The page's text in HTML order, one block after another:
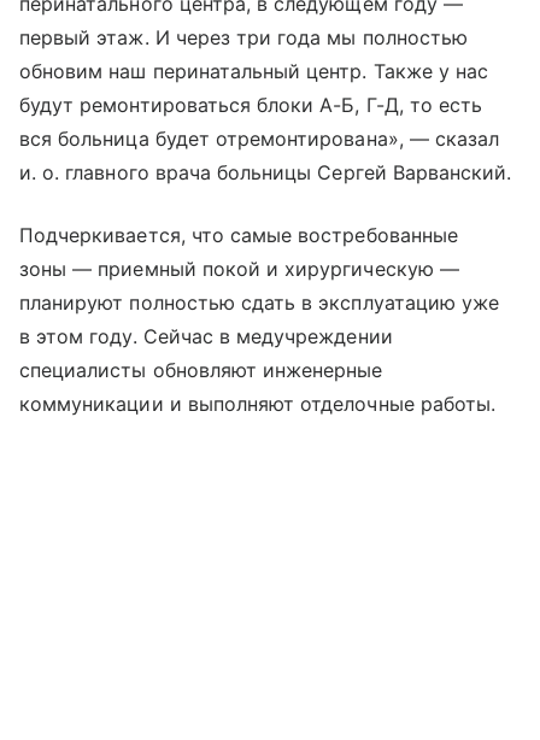
первый этаж. И через три года мы полностью
обновим наш перинатальный центр. Также у нас
будут ремонтироваться блоки А-Б, Г-Д, то есть
вся больница будет отремонтирована», — сказал
и. о. главного врача больницы Сергей Варванский.
Подчеркивается, что самые востребованные
зоны — приемный покой и хирургическую —
планируют полностью сдать в эксплуатацию уже
в этом году. Сейчас в медучреждении
специалисты обновляют инженерные
коммуникации и выполняют отделочные работы.